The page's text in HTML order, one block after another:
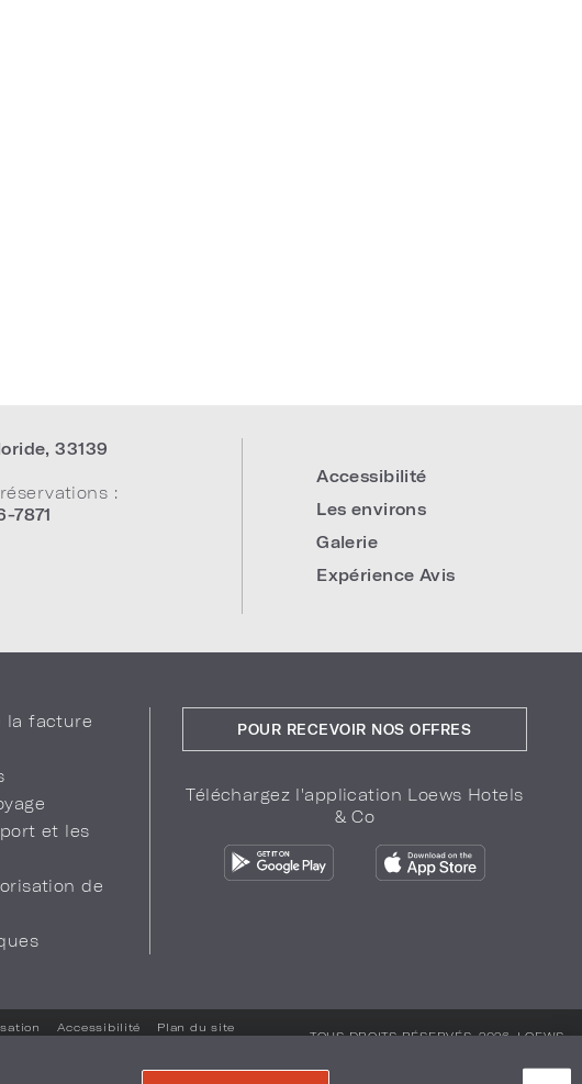
,33139
:
7871
Accessibilité
Les environs
Galerie
Expérience Avis
la facture
et les
de
POUR RECEVOIR NOS OFFRES
Téléchargez l'application Loews Hotels
& Co
Accessibilité Plan du site
TOUS DROITS RÉSERVÉS. 2026.LOEWS